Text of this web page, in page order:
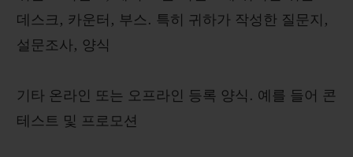
데스크, 카운터, 부스. 특히 귀하가 작성한 질문지,
설문조사, 양식
기타 온라인 또는 오프라인 등록 양식. 예를 들어 콘
테스트 및 프로모션